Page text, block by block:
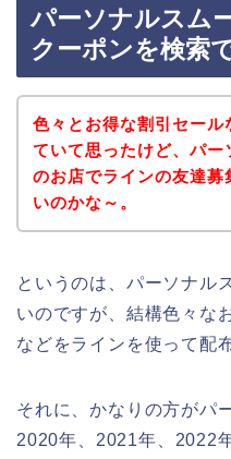
パーソナルスム
クーポンを検索
色々とお得な割引セール
ていて思ったけど、パー
のお店でラインの友達募
いのかな～。
というのは、パーソナル
いのですが、結構色々な
などをラインを使って配
それに、かなりの方がパ
2020年、2021年、2022